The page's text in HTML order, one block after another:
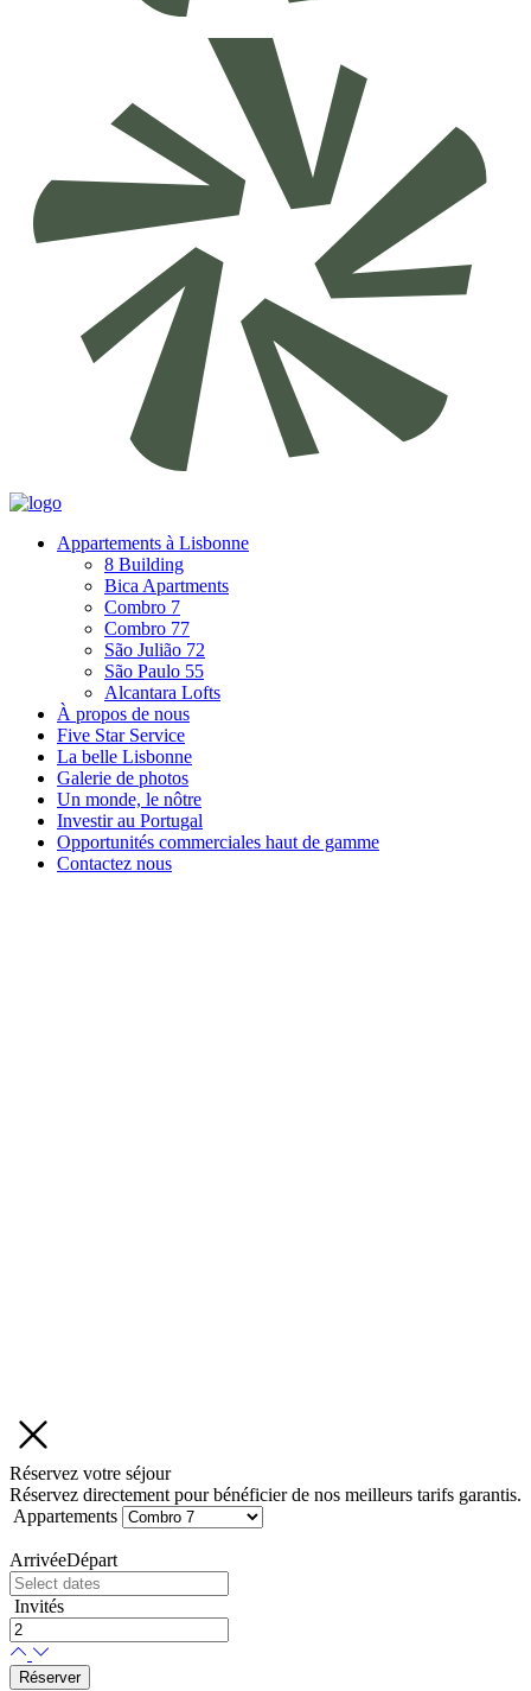
Appartements à Lisbonne
8 Building
Bica Apartments
Combro 7
Combro 77
São Julião 72
São Paulo 55
Alcantara Lofts
À propos de nous
Five Star Service
La belle Lisbonne
Galerie de photos
Un monde, le nôtre
Investir au Portugal
Opportunités commerciales haut de gamme
Contactez nous
Réservez votre séjour
Réservez directement pour bénéficier de nos meilleurs tarifs garantis.
Appartements
ArrivéeDépart
Invités
Réserver